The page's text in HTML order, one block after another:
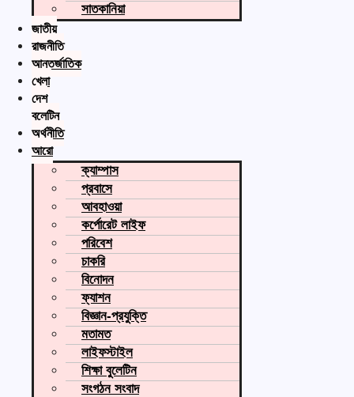
সাতকানিয়া
জাতীয়
রাজনীতি
আন্তর্জাতিক
খেলা
দেশ
বুলেটিন
অর্থনীতি
আরো
ক্যাম্পাস
প্রবাসে
আবহাওয়া
কর্পোরেট লাইফ
পরিবেশ
চাকরি
বিনোদন
ফ্যাশন
বিজ্ঞান-প্রযুক্তি
মতামত
লাইফস্টাইল
শিক্ষা বুলেটিন
সংগঠন সংবাদ